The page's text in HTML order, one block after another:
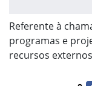
Referente à
programas e
recursos